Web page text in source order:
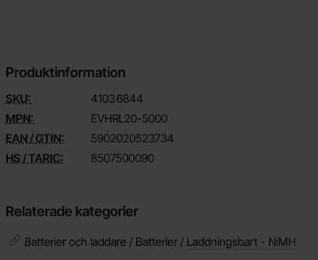
Produktinformation
SKU: 41036844
MPN:
EVHRL20-5000
EAN / GTIN:
5902020523734
HS / TARIC:
8507500090
Relaterade kategorier
Batterier och laddare / Batterier / Laddningsbart - NiMH